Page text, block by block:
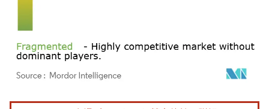
画像 © Mordor Intelligence。再利用にはCC BY 4.0の表示が必要です。